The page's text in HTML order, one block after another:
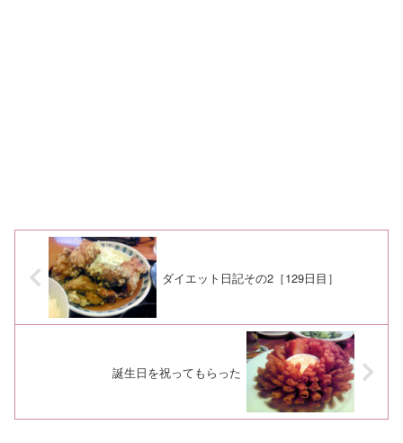
ダイエット日記その2［129日目］
誕生日を祝ってもらった